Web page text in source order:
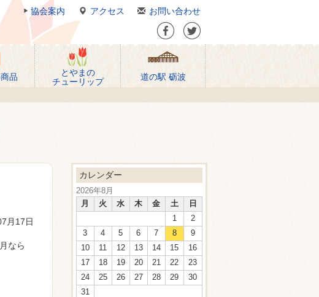
協会案内 アクセス お問い合わせ
品
とやまの
チューリップ
道の駅 砺波
月17日
なら
カレンダー
2026年8月
月
火 水 木 金 土
日
1
2
3
4 5 6 7 8
9
10
11 12 13 14 15
16
17
18 19 20 21 22
23
24
25 26 27 28 29
30
31